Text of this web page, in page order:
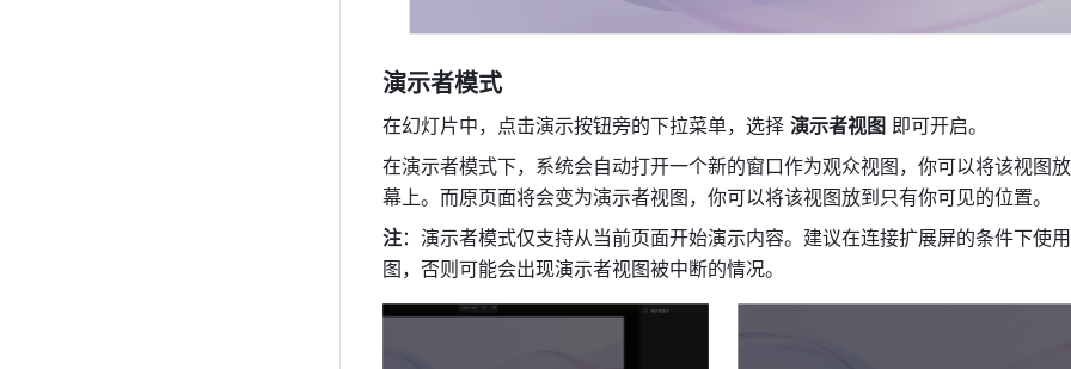
演示者模式
在幻灯片中，点击演示按钮旁的下拉菜单，选择 演示者视图 即可开启。
在演示者模式下，系统会自动打开一个新的窗口作为观众视图，你可以将该视图
幕上。而原页面将会变为演示者视图，你可以将该视图放到只有你可见的位置。
注：演示者模式仅支持从当前页面开始演示内容。建议在连接扩展屏的条件下使
图，否则可能会出现演示者视图被中断的情况。